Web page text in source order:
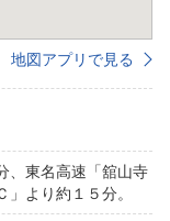
地図アプリで見る
、東名高速「舘山寺
より約１５分。